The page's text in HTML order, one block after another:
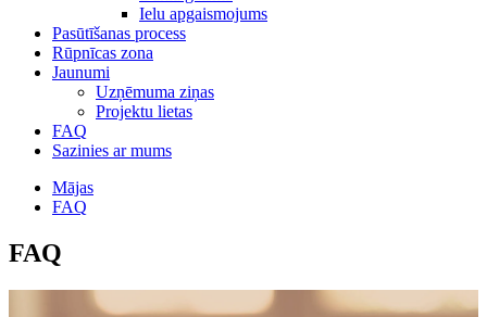
Ielu apgaismojums
Pasūtīšanas process
Rūpnīcas zona
Jaunumi
Uzņēmuma ziņas
Projektu lietas
FAQ
Sazinies ar mums
Mājas
FAQ
FAQ